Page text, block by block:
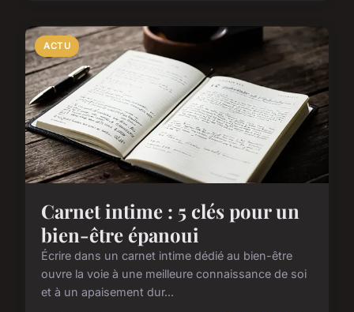
ACTU
Carnet intime : 5 clés pour un
bien-être épanoui
Écrire dans un carnet intime dédié au bien-être
ouvre la voie à une meilleure connaissance de soi
et à un apaisement dur...